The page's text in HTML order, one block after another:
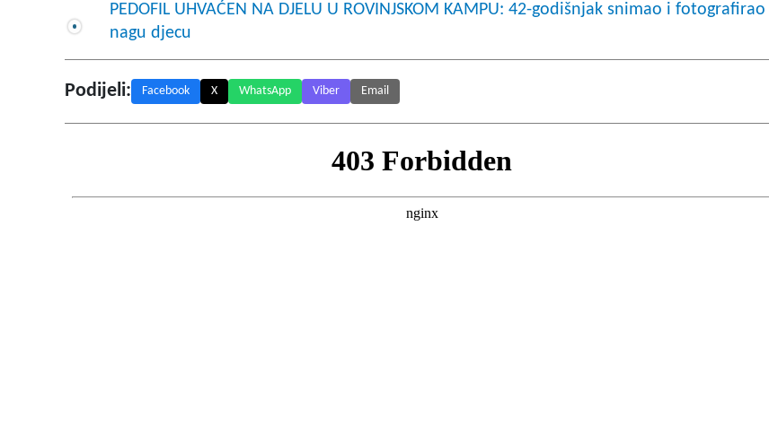
PEDOFIL UHVAĆEN NA DJELU U ROVINJSKOM KAMPU: 42-godišnjak snimao i fotografirao
nagu djecu
Podijeli: Facebook X WhatsApp Viber Email